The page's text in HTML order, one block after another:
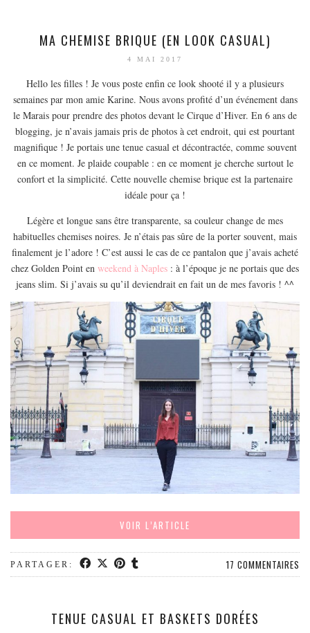
A PROPOS
MA CHEMISE BRIQUE (EN LOOK CASUAL)
4 MAI 2017
Hello les filles ! Je vous poste enfin ce look shooté il y a plusieurs
semaines par mon amie Karine. Nous avons profité d’un événement dans
le Marais pour prendre des photos devant le Cirque d’Hiver. En 6 ans de
blogging, je n’avais jamais pris de photos à cet endroit, qui est pourtant
magnifique ! Je portais une tenue casual et décontractée, comme souvent
en ce moment. Je plaide coupable : en ce moment je cherche surtout le
confort et la simplicité. Cette nouvelle chemise brique est la partenaire
idéale pour ça !
Légère et longue sans être transparente, sa couleur change de mes
habituelles chemises noires. Je n’étais pas sûre de la porter souvent, mais
finalement je l’adore ! C’est aussi le cas de ce pantalon que j’avais acheté
chez Golden Point en weekend à Naples : à l’époque je ne portais que des
jeans slim. Si j’avais su qu’il deviendrait en fait un de mes favoris ! ^^
VOIR L’ARTICLE
PARTAGER: 17 COMMENTAIRES
TENUE CASUAL ET BASKETS DORÉES